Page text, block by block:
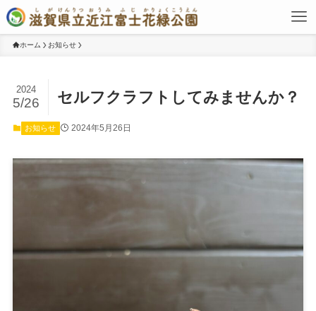
ホーム お知らせ
セルフクラフトしてみませんか？
2024
5/26
お知らせ 2024年5月26日